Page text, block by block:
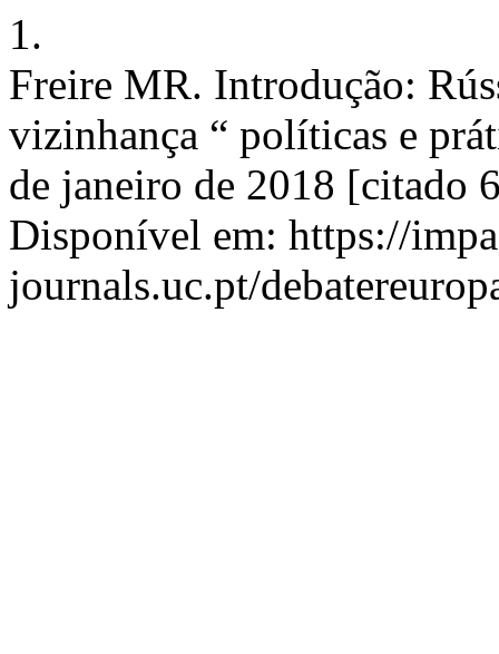
1.
Freire MR. Introdução:
vizinhança “ políticas e
de janeiro de 2018 [citado
Disponível em: https://
journals.uc.pt/